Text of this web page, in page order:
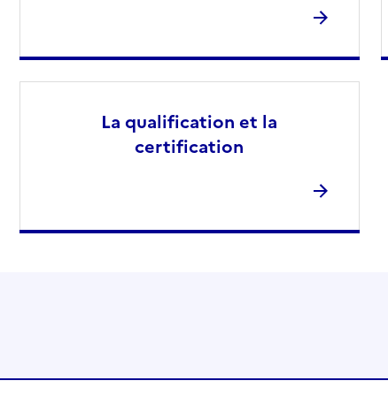
La qualification et la
certification